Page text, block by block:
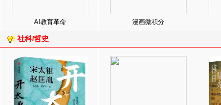
AI教育革命 漫画微积分
社科/哲史